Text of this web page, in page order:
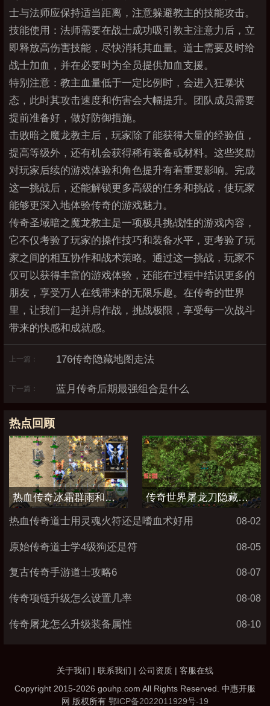
士与法师应保持适当距离，注意躲避教主的技能攻击。
技能使用：法师需要在战士成功吸引教主注意力后，立
即释放高伤害技能，尽快消耗其血量。道士需要及时给
战士加血，并在必要时为全员提供加血支援。
特别注意：教主血量低于一定比例时，会进入狂暴状
态，此时其攻击速度和伤害会大幅提升。团队成员需要
提前准备好，做好防御措施。
击败暗之魔龙教主后，玩家除了能获得大量的经验值，
提高等级外，还有机会获得稀有装备或材料。这些奖励
对玩家后续的游戏体验和角色提升有着重要影响。完成
这一挑战后，还能解锁更多高级的任务和挑战，使玩家
能够更深入地体验传奇的游戏魅力。
传奇圣域暗之魔龙教主是一项极具挑战性的游戏内容，
它不仅考验了玩家的操作技巧和装备水平，更考验了玩
家之间的相互协作和战术策略。通过这一挑战，玩家不
仅可以获得丰富的游戏体验，还能在过程中结识更多的
朋友，享受万人在线带来的无限乐趣。在传奇的世界
里，让我们一起并肩作战，挑战极限，享受每一次战斗
带来的快感和成就感。
上一篇： 176传奇隐藏地图走法
下一篇： 蓝月传奇后期最强组合是什么
热点回顾
热血传奇冰霜群雨和流星火雨哪个厉害 传奇世界屠龙刀隐藏属性加点图
热血传奇道士用灵魂火符还是嗜血术好用 08-02
原始传奇道士学4级狗还是符 08-05
复古传奇手游道士攻略6 08-07
传奇项链升级怎么设置几率 08-08
传奇屠龙怎么升级装备属性 08-10
关于我们 | 联系我们 | 公司资质 | 客服在线
Copyright 2015-2026 gouhp.com All Rights Reserved. 中惠开服
网 版权所有 鄂ICP备2022011929号-19